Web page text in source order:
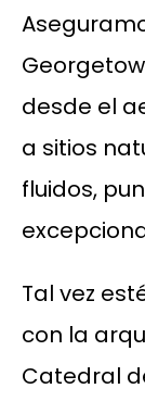
desde el
a sitios
fluidos,
Tal vez
con la
Catedral